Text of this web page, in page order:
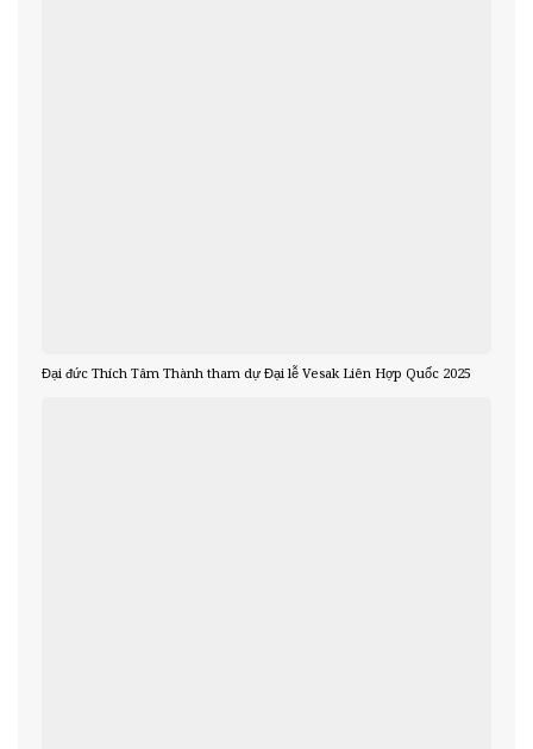
Đại đức Thích Tâm Thành tham dự Đại lễ Vesak Liên Hợp Quốc 2025